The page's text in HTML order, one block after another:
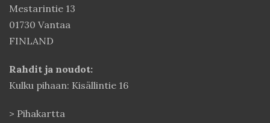
Mestarintie 13
01730 Vantaa
FINLAND
Rahdit ja noudot:
Kulku pihaan: Kisällintie 16
> Pihakartta